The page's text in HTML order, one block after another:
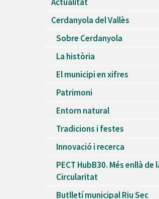
Recursos Humans
Del26/06/2026al30/08/2026
Patis oberts temporada d'estiu
Piscines d'estiu a Cerdanyola
Del01/06/2026al30/09/2026
Refugis climàtics a Cerdanyola
Jocs d'aigua del Parc Cordelles
Del01/07/2024al31/08/2026
Decorem! Conte 'La truita de
Cerdanyola del Vallès
Sobre Cerdanyola
La història
El municipi en xifres
Patrimoni
Entorn natural
Tradicions i festes
Innovació i recerca
PECT HubB30. Més enllà de
Circularitat
Butlletí municipal Riu Sec